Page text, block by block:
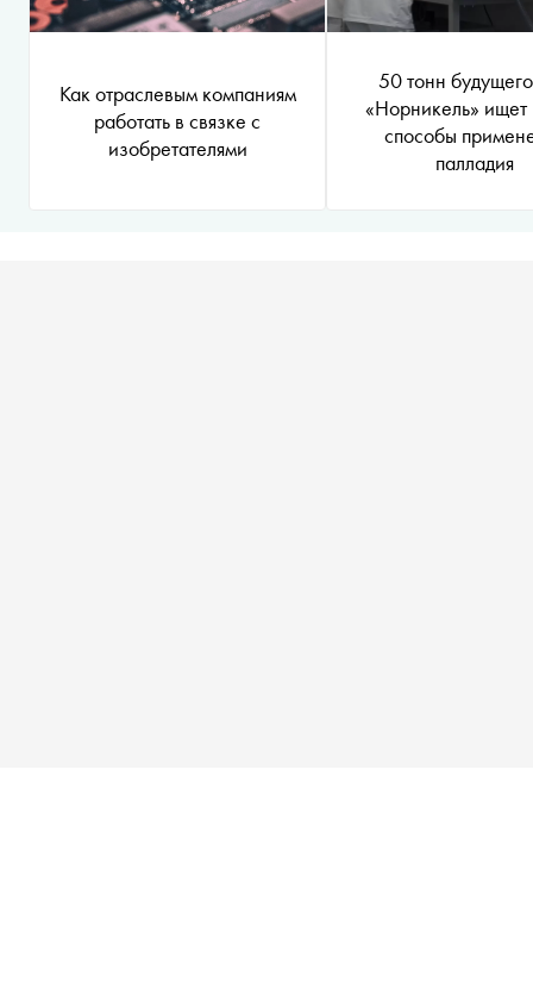
Как отраслевым компаниям
работать в связке с
изобретателями
50 тонн
«Норникель» ищет
способы
палладия